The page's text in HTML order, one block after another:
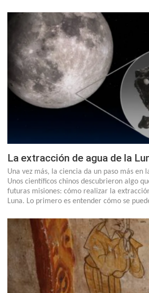
La extracción de agua de la
Una vez más, la ciencia da un paso más en
Unos científicos chinos descubrieron algo
futuras misiones: cómo realizar la
Luna. Lo primero es entender cómo se